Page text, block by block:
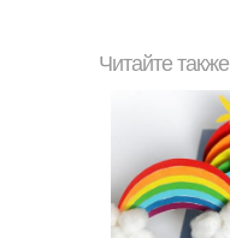
Читайте также